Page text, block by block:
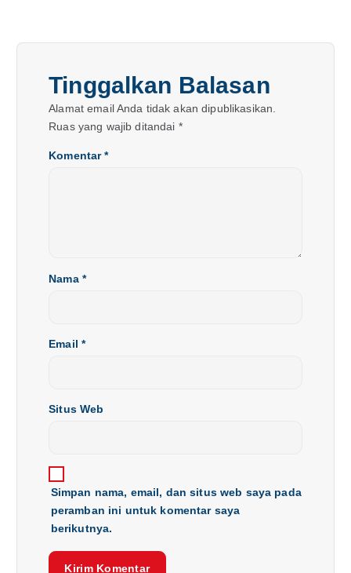
i
Tinggalkan Balasan
Alamat email Anda tidak akan dipublikasikan.
Ruas yang wajib ditandai *
Komentar*
Nama *
Email *
Situs Web
Simpan nama, email, dan situs web saya pada
peramban ini untuk komentar saya
berikutnya.